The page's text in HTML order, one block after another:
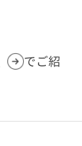
でご紹